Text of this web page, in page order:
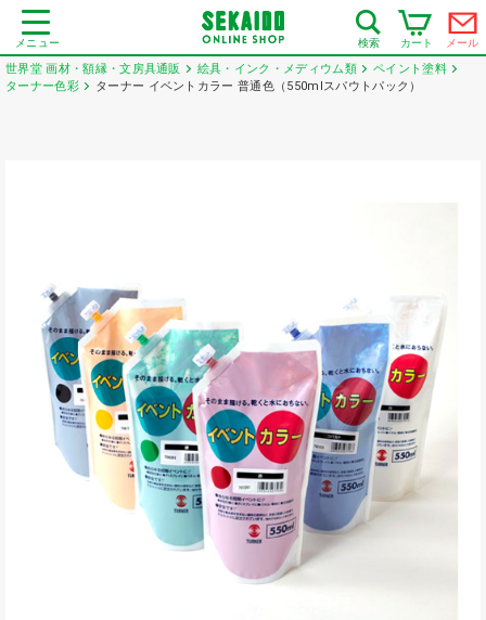
メニュー 検索 カート メール
世界堂 画材・額縁・文房具通販 絵具・インク・メディウム類
ペイント塗料
ターナー色彩
ターナー イベントカラー 普通色（550mlスパウトパック）